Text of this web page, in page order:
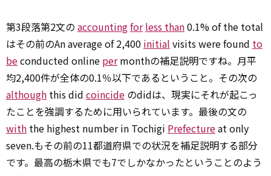
第3段落第2文の accountingfor less than0.1% of the total
はその前のAn average of 2,400 initial visits were found to
beconducted online permonthの補足説明ですね。月平
均2,400件が全体の0.1％以下であるということ。その次の
although this did coincide のdidは、現実にそれが起こっ
たことを強調するために用いられています。最後の文の
with the highest number in Tochigi Prefectureat only
seven.もその前の11都道府県での状況を補足説明する部分
です。最高の栃木県でも7でしかなかったということのよう